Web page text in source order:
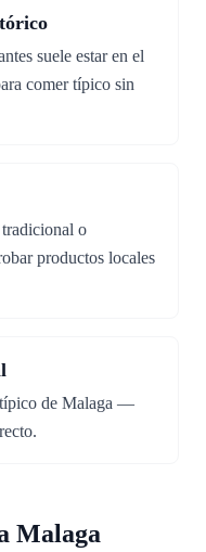
suele estar en el
comer típico sin
o
productos locales
típico de Malaga —
Malaga